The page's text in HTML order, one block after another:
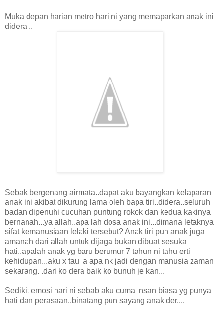
Muka depan harian metro hari ni yang memaparkan anak ini
didera...
Sebak bergenang airmata..dapat aku bayangkan kelaparan
anak ini akibat dikurung lama oleh bapa tiri..didera..seluruh
badan dipenuhi cucuhan puntung rokok dan kedua kakinya
bernanah...ya allah..apa lah dosa anak ini...dimana letaknya
sifat kemanusiaan lelaki tersebut? Anak tiri pun anak juga
amanah dari allah untuk dijaga bukan dibuat sesuka
hati..apalah anak yg baru berumur 7 tahun ni tahu erti
kehidupan...aku x tau la apa nk jadi dengan manusia zaman
sekarang. .dari ko dera baik ko bunuh je kan...
Sedikit emosi hari ni sebab aku cuma insan biasa yg punya
hati dan perasaan..binatang pun sayang anak der....